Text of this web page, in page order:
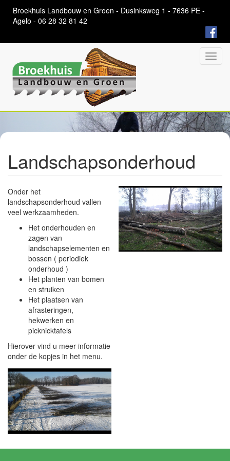
Overslaan
naar
algemene
gaan
Broekhuis Landbouw en Groen - Dusinksweg 1 - 7636 PE -
Agelo - 06 28 32 81 42
Landschapsonderhoud
Onder het
landschapsonderhoud vallen
veel werkzaamheden.
Het onderhouden en
zagen van
landschapselementen en
bossen ( periodiek
onderhoud )
Het planten van bomen
en struiken
Het plaatsen van
afrasteringen,
hekwerken en
picknicktafels
Hierover vind u meer informatie
onder de kopjes in het menu.